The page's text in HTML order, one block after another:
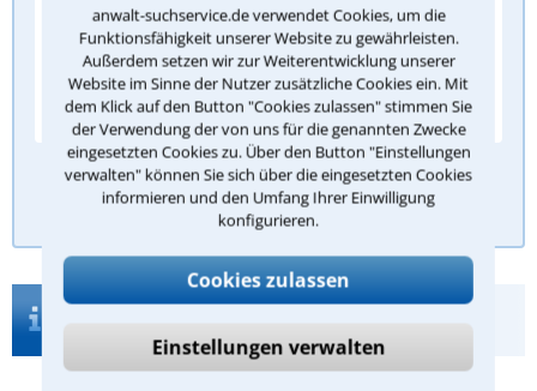
anwalt-suchservice.de verwendet Cookies, um die
Funktionsfähigkeit unserer Website zu gewährleisten.
Außerdem setzen wir zur Weiterentwicklung unserer
Website im Sinne der Nutzer zusätzliche Cookies ein. Mit
dem Klick auf den Button "Cookies zulassen" stimmen Sie
der Verwendung der von uns für die genannten Zwecke
eingesetzten Cookies zu. Über den Button "Einstellungen
verwalten" können Sie sich über die eingesetzten Cookies
informieren und den Umfang Ihrer Einwilligung
konfigurieren.
Cookies zulassen
Einstellungen verwalten
Die Erhöhung von Unternehmensgewinnen
Die Kontrolle von Arbeitsverträgen
Die Regelung von Steuerpflichten
Antwort überprüfen
Infos zur Suche nach einem Anwalt für
Mutterschutz in Oldenburg